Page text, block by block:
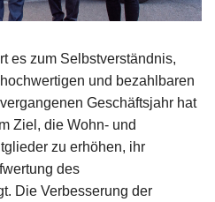
es zum Selbstverständnis,
und bezahlbaren
Geschäftsjahr hat
Ziel, die Wohn- und
zu erhöhen, ihr
des
Die Verbesserung der